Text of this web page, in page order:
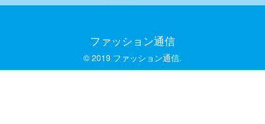
ファッション通信
© 2019 ファッション通信.